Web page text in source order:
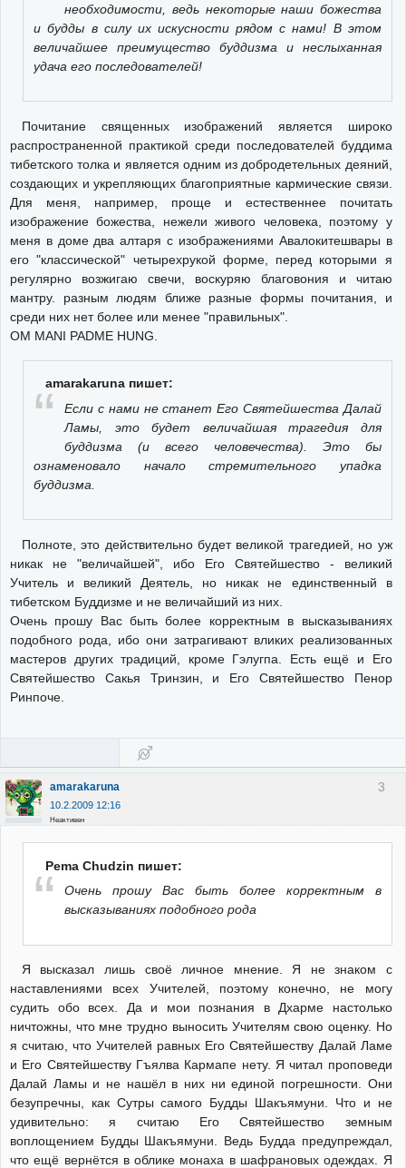
необходимости, ведь некоторые наши божества
и будды в силу их искусности рядом с нами! В этом
величайшее преимущество буддизма и неслыханная
удача его последователей!
Почитание священных изображений является широко
распространенной практикой среди последователей буддима
тибетского толка и является одним из добродетельных деяний,
создающих и укрепляющих благоприятные кармические связи.
Для меня, например, проще и естественнее почитать
изображение божества, нежели живого человека, поэтому у
меня в доме два алтаря с изображениями Авалокитешвары в
его "классической" четырехрукой форме, перед которыми я
регулярно возжигаю свечи, воскуряю благовония и читаю
мантру. разным людям ближе разные формы почитания, и
среди них нет более или менее "правильных".
OM MANI PADME HUNG.
amarakaruna пишет:
Если с нами не станет Его Святейшества Далай
Ламы, это будет величайшая трагедия для
буддизма (и всего человечества). Это бы
ознаменовало начало стремительного упадка
буддизма.
Полноте, это действительно будет великой трагедией, но уж
никак не "величайшей", ибо Его Святейшество - великий
Учитель и великий Деятель, но никак не единственный в
тибетском Буддизме и не величайший из них.
Очень прошу Вас быть более корректным в высказываниях
подобного рода, ибо они затрагивают вликих реализованных
мастеров других традиций, кроме Гэлугпа. Есть ещё и Его
Святейшество Сакья Тринзин, и Его Святейшество Пенор
Ринпоче.
3
amarakaruna
10.2.2009 12:16
Неактивен
Pema Chudzin пишет:
Очень прошу Вас быть более корректным в
высказываниях подобного рода
Я высказал лишь своё личное мнение. Я не знаком с
наставлениями всех Учителей, поэтому конечно, не могу
судить обо всех. Да и мои познания в Дхарме настолько
ничтожны, что мне трудно выносить Учителям свою оценку. Но
я считаю, что Учителей равных Его Святейшеству Далай Ламе
и Его Святейшеству Гъялва Кармапе нету. Я читал проповеди
Далай Ламы и не нашёл в них ни единой погрешности. Они
безупречны, как Сутры самого Будды Шакъямуни. Что и не
удивительно: я считаю Его Святейшество земным
воплощением Будды Шакъямуни. Ведь Будда предупреждал,
что ещё вернётся в облике монаха в шафрановых одеждах. Я